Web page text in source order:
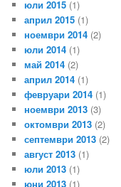
юли 2015 (1)
април 2015 (1)
ноември 2014 (2)
юли 2014 (1)
май 2014 (2)
април 2014 (1)
февруари 2014 (1)
ноември 2013 (3)
октомври 2013 (2)
септември 2013 (2)
август 2013 (1)
юли 2013 (1)
юни 2013 (1)